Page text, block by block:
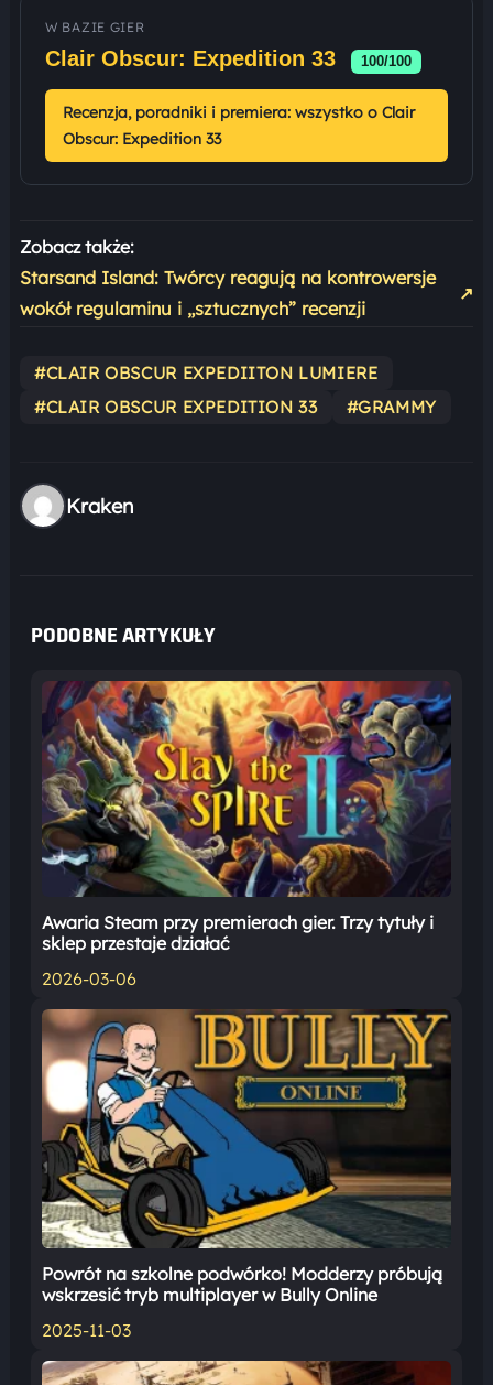
W BAZIE GIER
Clair Obscur: Expedition 33 100/100
Recenzja, poradniki i premiera: wszystko o Clair
Obscur: Expedition 33
Zobacz także:
Starsand Island: Twórcy reagują na kontrowersje
wokół regulaminu i „sztucznych” recenzji
↗
#CLAIR OBSCUR EXPEDIITON LUMIERE
#CLAIR OBSCUR EXPEDITION 33
#GRAMMY
Kraken
PODOBNE ARTYKUŁY
Awaria Steam przy premierach gier. Trzy tytuły i
sklep przestaje działać
2026-03-06
Powrót na szkolne podwórko! Modderzy próbują
wskrzesić tryb multiplayer w Bully Online
2025-11-03